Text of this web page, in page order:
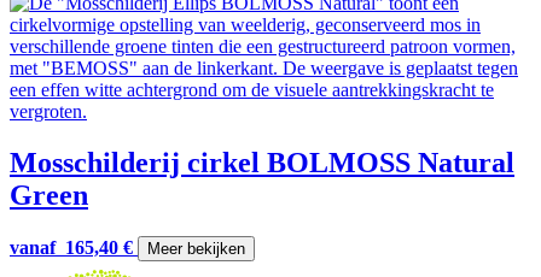
Mosschilderij cirkel BOLMOSS Natural
Green
vanaf 165,40 € Meer bekijken